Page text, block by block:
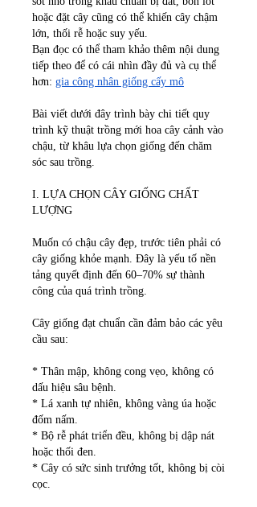
hoặc đặt cây cũng có thể khiến cây chậm
lớn, thối rễ hoặc suy yếu.
Bạn đọc có thể tham khảo thêm nội dung
tiếp theo để có cái nhìn đầy đủ và cụ thể
hơn: gia công nhân giống cấy mô
Bài viết dưới đây trình bày chi tiết quy
trình kỹ thuật trồng mới hoa cây cảnh vào
chậu, từ khâu lựa chọn giống đến chăm
sóc sau trồng.
I. LỰA CHỌN CÂY GIỐNG CHẤT
LƯỢNG
Muốn có chậu cây đẹp, trước tiên phải có
cây giống khỏe mạnh. Đây là yếu tố nền
tảng quyết định đến 60–70% sự thành
công của quá trình trồng.
Cây giống đạt chuẩn cần đảm bảo các yêu
cầu sau:
* Thân mập, không cong vẹo, không có
dấu hiệu sâu bệnh.
* Lá xanh tự nhiên, không vàng úa hoặc
đốm nấm.
* Bộ rễ phát triển đều, không bị dập nát
hoặc thối đen.
* Cây có sức sinh trưởng tốt, không bị còi
cọc.